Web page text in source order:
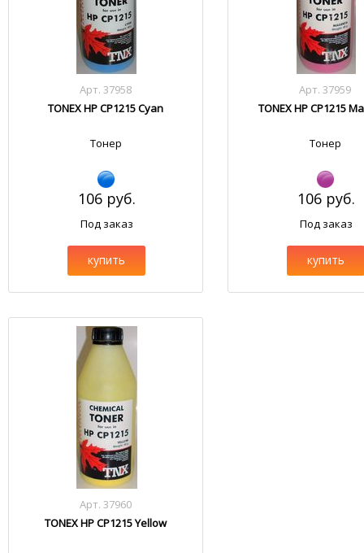
Арт. 37958
TONEX HP CP1215 Cyan
Тонер
106 руб.
Под заказ
купить
Арт. 37959
TONEX HP CP1215
Тонер
106 руб.
Под заказ
купить
Арт. 37960
TONEX HP CP1215 Yellow